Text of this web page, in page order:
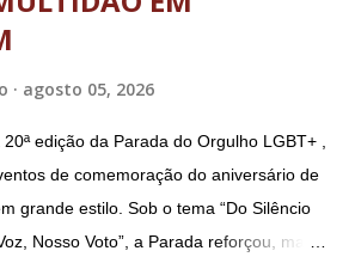
agosto 05, 2026
edição da Parada do Orgulho LGBT+ ,
de comemoração do aniversário de
grande estilo. Sob o tema “Do Silêncio
Nosso Voto”, a Parada reforçou, mais